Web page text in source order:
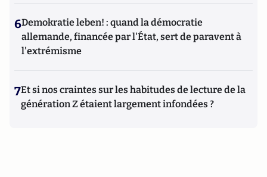
6Demokratie leben! : quand la démocratie
allemande, financée par l'État, sert de paravent à
l'extrémisme
7Et si nos craintes sur les habitudes de lecture de la
génération Z étaient largement infondées ?